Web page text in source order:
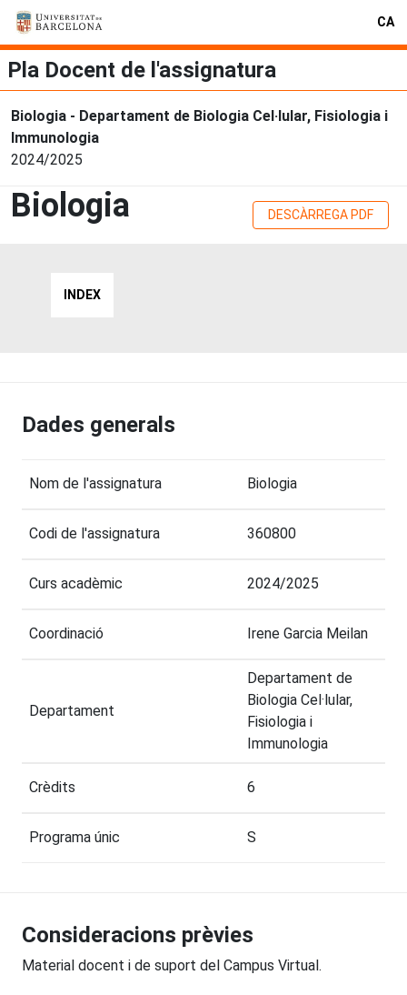
CA
Pla Docent de l'assignatura
Biologia - Departament de Biologia Cel·lular, Fisiologia i
Immunologia
2024/2025
Biologia DESCÀRREGA PDF
INDEX
Dades generals
Nom de l'assignatura Biologia
Codi de l'assignatura 360800
Curs acadèmic 2024/2025
Coordinació Irene Garcia Meilan
Departament
Departament de
Biologia Cel·lular,
Fisiologia i
Immunologia
Crèdits 6
Programa únic S
Consideracions prèvies
Material docent i de suport del Campus Virtual.